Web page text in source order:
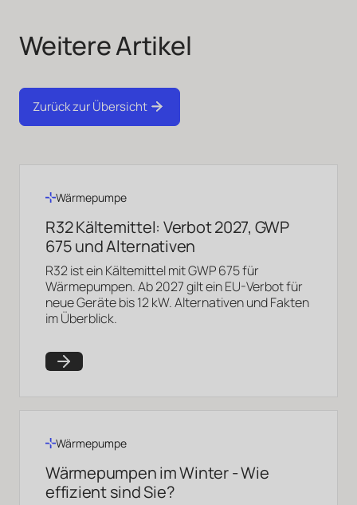
Weitere Artikel
Zurück zur Übersicht
Wärmepumpe
R32 Kältemittel: Verbot 2027, GWP
675 und Alternativen
R32 ist ein Kältemittel mit GWP 675 für
Wärmepumpen. Ab 2027 gilt ein EU-Verbot für
neue Geräte bis 12 kW. Alternativen und Fakten
im Überblick.
Wärmepumpe
Wärmepumpen im Winter - Wie
effizient sind Sie?